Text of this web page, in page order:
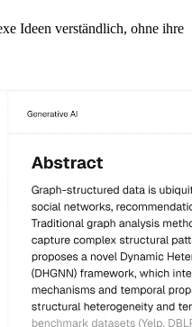
Ideen verständlich, ohne ihre